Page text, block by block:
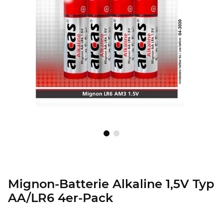
Mignon-Batterie Alkaline 1,5V Typ
AA/LR6 4er-Pack